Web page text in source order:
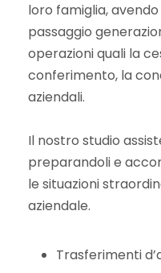
loro famiglia,
passaggio
operazioni quali la
conferimento, la
aziendali.
Il nostro studio
preparandoli e
le situazioni
aziendale.
Trasferimenti